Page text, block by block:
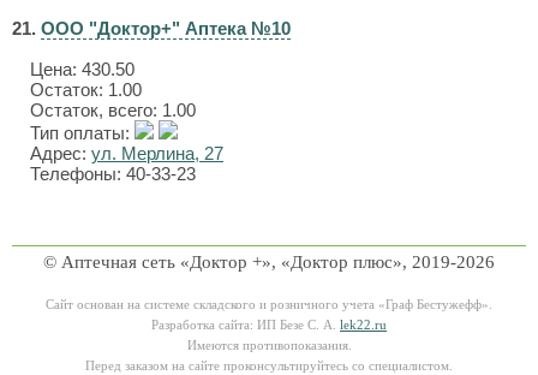
21. ООО "Доктор+" Аптека №10
Цена: 430.50
Остаток: 1.00
Остаток, всего: 1.00
Тип оплаты:
Адрес: ул. Мерлина, 27
Телефоны: 40-33-23
© Аптечная сеть «Доктор +», «Доктор плюс», 2019-2026
Сайт основан на системе складского и розничного учета «Граф Бестужефф».
Разработка сайта: ИП Безе С. А. lek22.ru
Имеются противопоказания.
Перед заказом на сайте проконсультируйтесь со специалистом.